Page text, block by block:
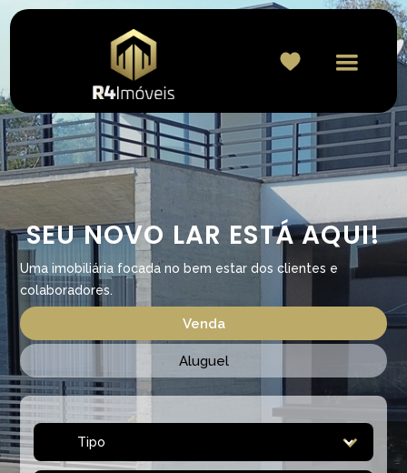
SEU NOVO LAR ESTÁ AQUI!
Uma imobiliária focada no bem estar dos clientes e
colaboradores.
Venda
Aluguel